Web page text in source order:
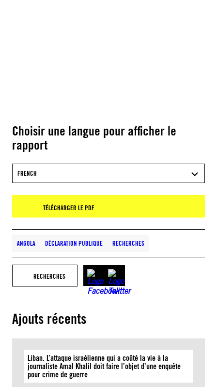
Choisir une langue pour afficher le
rapport
FRENCH
TÉLÉCHARGER LE PDF
ANGOLA DÉCLARATION PUBLIQUE RECHERCHES
RECHERCHES
Ajouts récents
Liban. L’attaque israélienne qui a coûté la vie à la
journaliste Amal Khalil doit faire l’objet d’une enquête
pour crime de guerre